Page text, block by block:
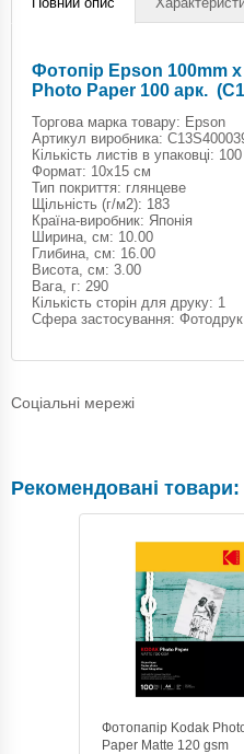
Фотопір Epson 100mm
Photo Paper 100 арк.
Торгова марка товару: Epson
Артикул виробника:
Кількість листів в упаковці: 100
Формат: 10x15 см
Тип покриття: глянцеве
Щільність (г/м2): 183
Країна-виробник: Японія
Ширина, см: 10.00
Глибина, см: 16.00
Висота, см: 3.00
Вага, г: 290
Кількість сторін для друку: 1
Сфера застосування: Фотодрук
Соціальні мережі
Рекомендовані товари:
Фотопапір Kodak
Paper Matte 120 gsm